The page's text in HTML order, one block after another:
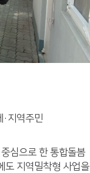
지역주민
심으로 한 통합돌봄
도 지역밀착형 사업을